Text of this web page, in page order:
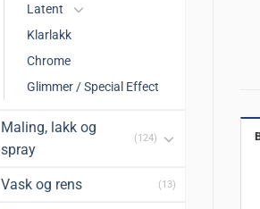
Latent
Klarlakk
Chrome
Glimmer / Special Effect
Maling, lakk og
spray
(124)
Vask og rens (13)